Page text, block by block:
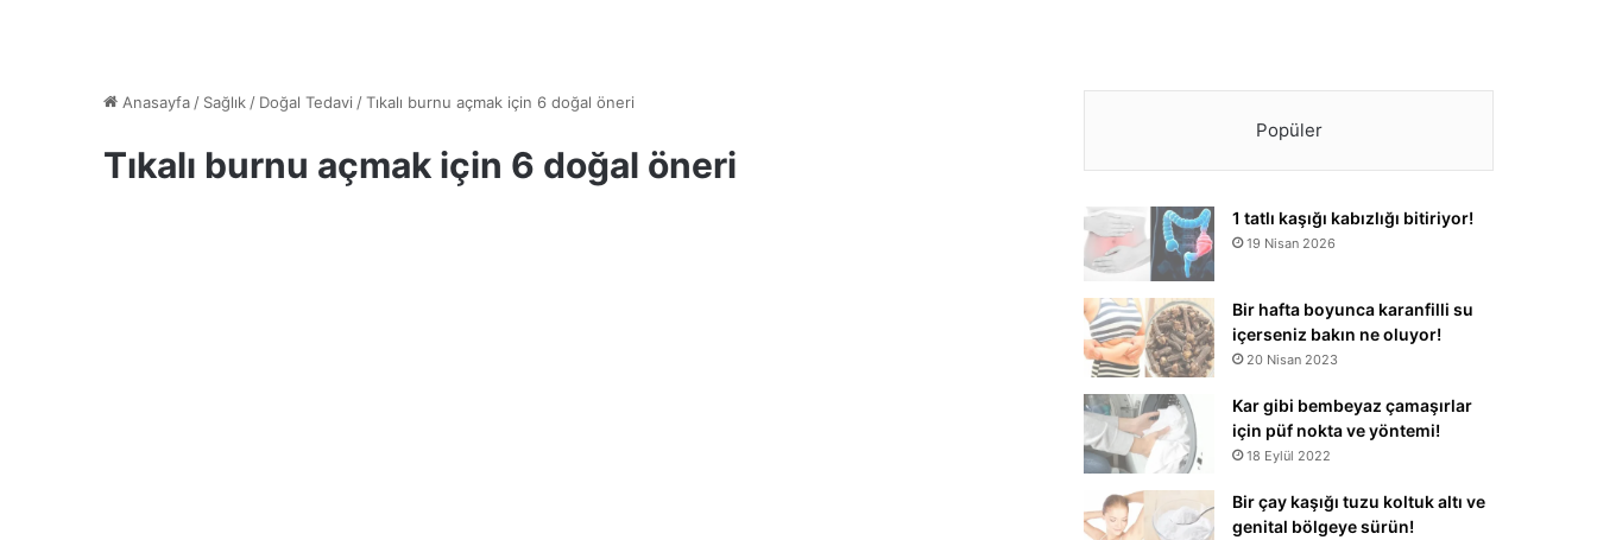
Anasayfa / Sağlık / Doğal Tedavi /Tıkalı burnu açmak için 6 doğal öneri
Tıkalı burnu açmak için 6 doğal öneri
Popüler
1 tatlı kaşığı kabızlığı bitiriyor!
19 Nisan 2026
Bir hafta boyunca karanfilli su
içerseniz bakın ne oluyor!
20 Nisan 2023
Kar gibi bembeyaz çamaşırlar
için püf nokta ve yöntemi!
18 Eylül 2022
Bir çay kaşığı tuzu koltuk altı ve
genital bölgeye sürün!